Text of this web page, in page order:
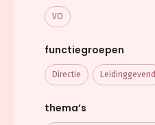
VO
functiegroepen
Directie Leidinggevend
thema’s